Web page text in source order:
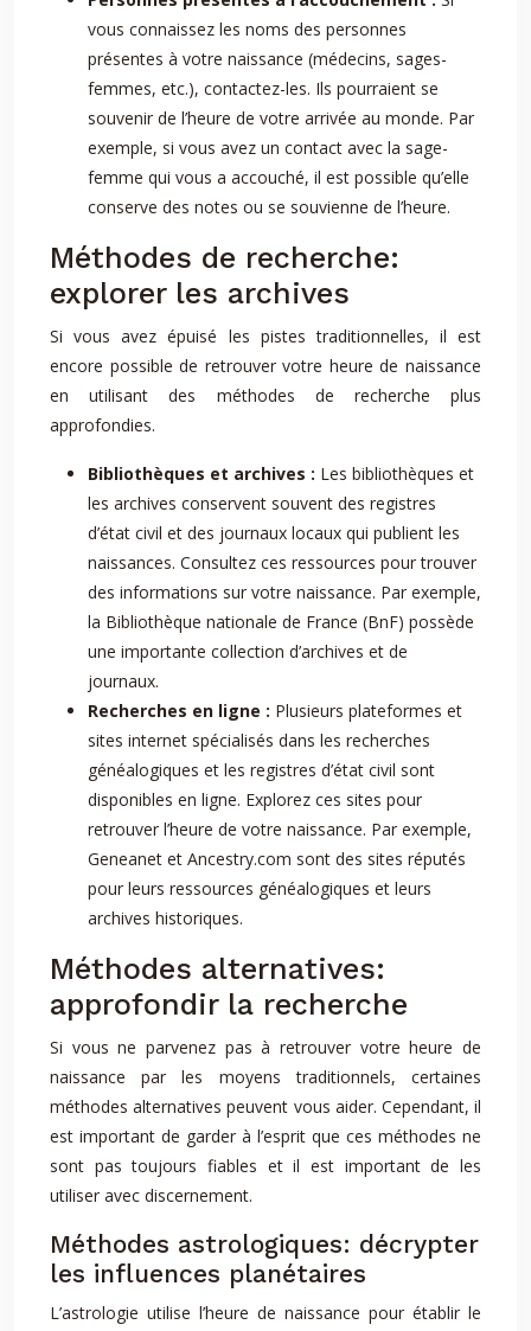
vous connaissez les noms des personnes
présentes à votre naissance (médecins, sages-
femmes, etc.), contactez-les. Ils pourraient se
souvenir de l’heure de votre arrivée au monde. Par
exemple, si vous avez un contact avec la sage-
femme qui vous a accouché, il est possible qu’elle
conserve des notes ou se souvienne de l’heure.
Méthodes de recherche:
explorer les archives
Si vous avez épuisé les pistes traditionnelles, il est
encore possible de retrouver votre heure de naissance
en utilisant des méthodes de recherche plus
approfondies.
Bibliothèques et archives : Les bibliothèques et
les archives conservent souvent des registres
d’état civil et des journaux locaux qui publient les
naissances. Consultez ces ressources pour trouver
des informations sur votre naissance. Par exemple,
la Bibliothèque nationale de France (BnF) possède
une importante collection d’archives et de
journaux.
Recherches en ligne : Plusieurs plateformes et
sites internet spécialisés dans les recherches
généalogiques et les registres d’état civil sont
disponibles en ligne. Explorez ces sites pour
retrouver l’heure de votre naissance. Par exemple,
Geneanet et Ancestry.com sont des sites réputés
pour leurs ressources généalogiques et leurs
archives historiques.
Méthodes alternatives:
approfondir la recherche
Si vous ne parvenez pas à retrouver votre heure de
naissance par les moyens traditionnels, certaines
méthodes alternatives peuvent vous aider. Cependant, il
est important de garder à l’esprit que ces méthodes ne
sont pas toujours fiables et il est important de les
utiliser avec discernement.
Méthodes astrologiques: décrypter
les influences planétaires
L’astrologie utilise l’heure de naissance pour établir le